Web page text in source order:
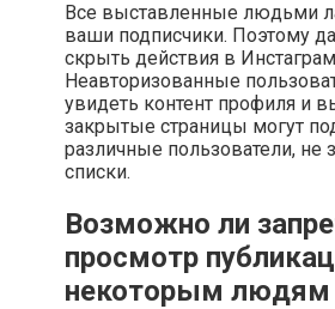
Все выставленные людьми
ваши подписчики. Поэтому
скрыть действия в
Неавторизованные
увидеть контент профиля и
закрытые страницы могут
различные пользователи, не
списки.
Возможно ли
просмотр
некоторым людям